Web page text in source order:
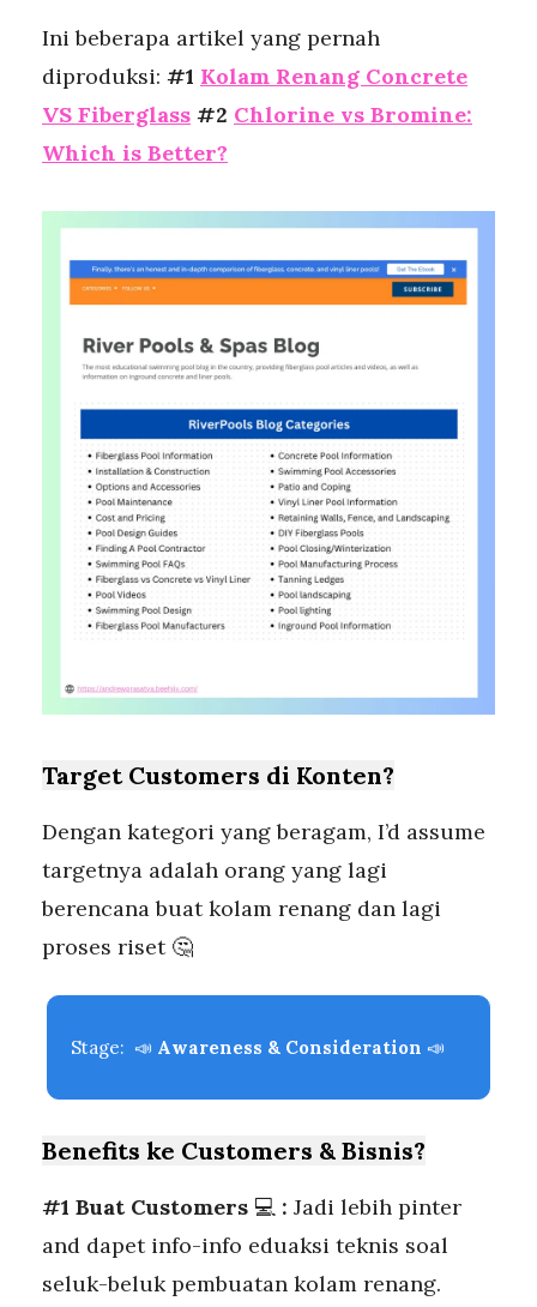
Ini beberapa artikel yang pernah
diproduksi: #1 Kolam Renang Concrete
VS Fiberglass #2 Chlorine vs Bromine:
Which is Better?
Target Customers di Konten?
Dengan kategori yang beragam, I’d assume
targetnya adalah orang yang lagi
berencana buat kolam renang dan lagi
proses riset 🤔
Stage: 📣 Awareness & Consideration 📣
Benefits ke Customers & Bisnis?
#1 Buat Customers 💻️ : Jadi lebih pinter
and dapet info-info eduaksi teknis soal
seluk-beluk pembuatan kolam renang.